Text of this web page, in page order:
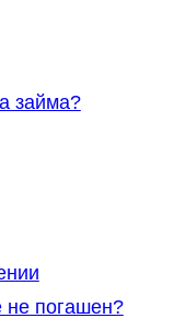
займа?
не погашен?